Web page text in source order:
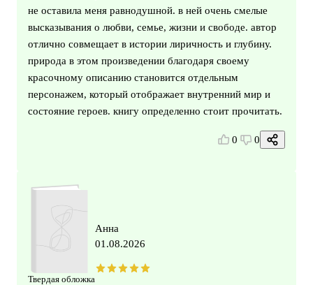
не оставила меня равнодушной. в ней очень смелые
высказывания о любви, семье, жизни и свободе. автор
отлично совмещает в истории лиричность и глубину.
природа в этом произведении благодаря своему
красочному описанию становится отдельным
персонажем, который отображает внутренний мир и
состояние героев. книгу определенно стоит прочитать.
0 0
Твердая обложка
Анна
01.08.2026